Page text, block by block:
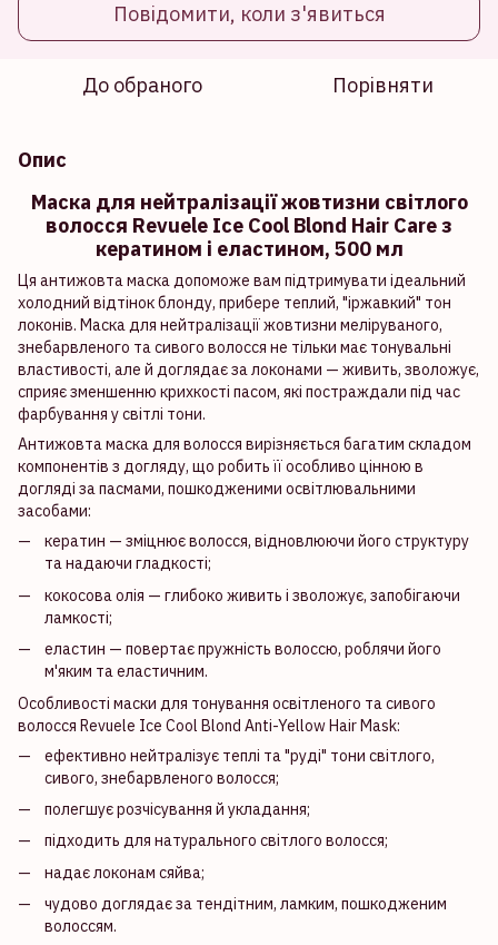
Повідомити, коли з'явиться
До обраного Порівняти
Опис
Маска для нейтралізації жовтизни світлого
волосся Revuele Ice Cool Blond Hair Care з
кератином і еластином, 500 мл
Ця антижовта маска допоможе вам підтримувати ідеальний
холодний відтінок блонду, прибере теплий, "іржавкий" тон
локонів. Маска для нейтралізації жовтизни меліруваного,
знебарвленого та сивого волосся не тільки має тонувальні
властивості, але й доглядає за локонами — живить, зволожує,
сприяє зменшенню крихкості пасом, які постраждали під час
фарбування у світлі тони.
Антижовта маска для волосся вирізняється багатим складом
компонентів з догляду, що робить її особливо цінною в
догляді за пасмами, пошкодженими освітлювальними
засобами:
кератин — зміцнює волосся, відновлюючи його структуру
та надаючи гладкості;
кокосова олія — глибоко живить і зволожує, запобігаючи
ламкості;
еластин — повертає пружність волоссю, роблячи його
м'яким та еластичним.
Особливості маски для тонування освітленого та сивого
волосся Revuele Ice Cool Blond Anti-Yellow Hair Mask:
ефективно нейтралізує теплі та "руді" тони світлого,
сивого, знебарвленого волосся;
полегшує розчісування й укладання;
підходить для натурального світлого волосся;
надає локонам сяйва;
чудово доглядає за тендітним, ламким, пошкодженим
волоссям.